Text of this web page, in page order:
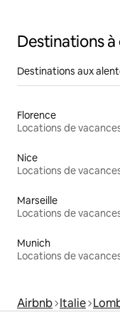
Destinations
Destinations aux
Florence
Locations de
Nice
Locations de
Marseille
Locations de
Munich
Locations de
Airbnb Italie